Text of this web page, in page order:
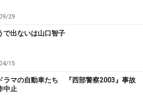
29
で出ないは山口智子
15
ラマの自動車たち 『西部警察2003』事故
中止